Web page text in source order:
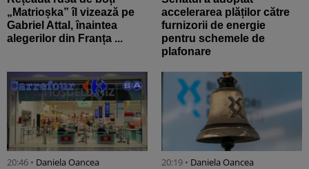
„Matrioșka” îl vizează pe
Gabriel Attal, înaintea
alegerilor din Franța ...
accelerarea plăților către
furnizorii de energie
pentru schemele de
plafonare
20:46 • Daniela Oancea 20:19 • Daniela Oancea